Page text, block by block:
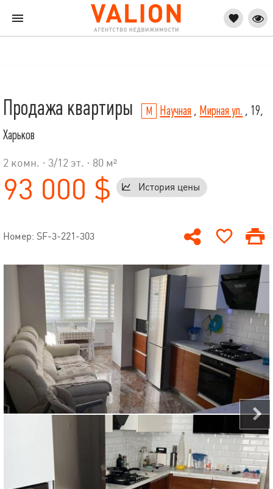
Продажа квартиры Научная , Мирная ул. , 19,
Харьков
2 комн. · 3/12 эт. · 80 м²
93 000 $ История цены
Номер: SF-3-221-303